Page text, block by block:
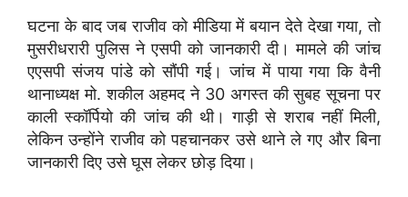
घटना के बाद जब राजीव को मीडिया में बयान देते देखा गया, तो
मुसरीधरारी पुलिस ने एसपी को जानकारी दी। मामले की जांच
एएसपी संजय पांडे को सौंपी गई। जांच में पाया गया कि वैनी
थानाध्यक्ष मो. शकील अहमद ने 30 अगस्त की सुबह सूचना पर
काली स्कॉर्पियो की जांच की थी। गाड़ी से शराब नहीं मिली,
लेकिन उन्होंने राजीव को पहचानकर उसे थाने ले गए और बिना
जानकारी दिए उसे घूस लेकर छोड़ दिया।